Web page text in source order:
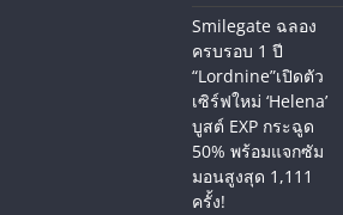
Smilegate ฉลอง
ครบรอบ 1 ปี
“Lordnine”เปิดตัว
เซิร์ฟใหม่ ‘Helena’
บูสต์ EXP กระฉูด
50% พร้อมแจกซัม
มอนสูงสุด 1,111
ครั้ง!